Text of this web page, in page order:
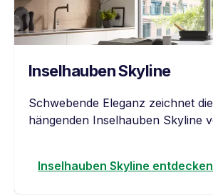
Inselhauben Skyline
Schwebende Eleganz zeichnet
hängenden Inselhauben Skyline
Inselhauben Skyline entdecken